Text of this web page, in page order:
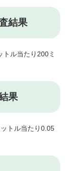
結果
ル当たり200ミ
果
トル当たり0.05